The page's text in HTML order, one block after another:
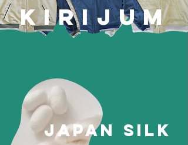
KIRIJUM
japan silk